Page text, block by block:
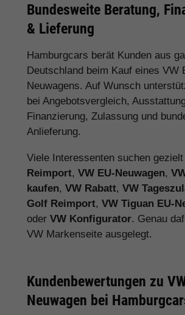
Bundesweite Beratung,
& Lieferung
Hamburgcars berät Kunden aus
Deutschland beim Kauf eines VW
Neuwagens. Auf Wunsch
bei Angebotsvergleich,
Finanzierung, Zulassung und
Anlieferung.
Viele Interessenten suchen
Reimport, VW EU-Neuwagen,
kaufen, VW Rabatt, VW
Golf Reimport, VW Tiguan EU-
oder VW Konfigurator. Genau
VW Markenseite ausgelegt.
Kundenbewertungen zu
Neuwagen bei